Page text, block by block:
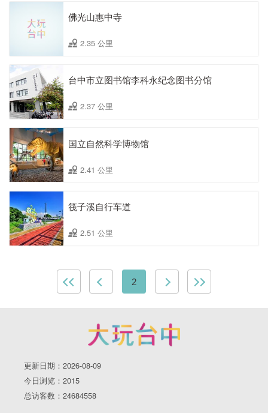
佛光山惠中寺
2.35 公里
台中市立图书馆李科永纪念图书分馆
2.37 公里
国立自然科学博物馆
2.41 公里
筏子溪自行车道
2.51 公里
2
更新日期：2026-08-09
今日浏览：2015
总访客数：24684558